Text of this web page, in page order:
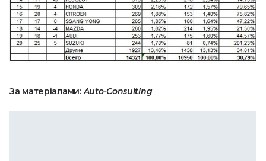
За матеріалами:Auto-Consulting